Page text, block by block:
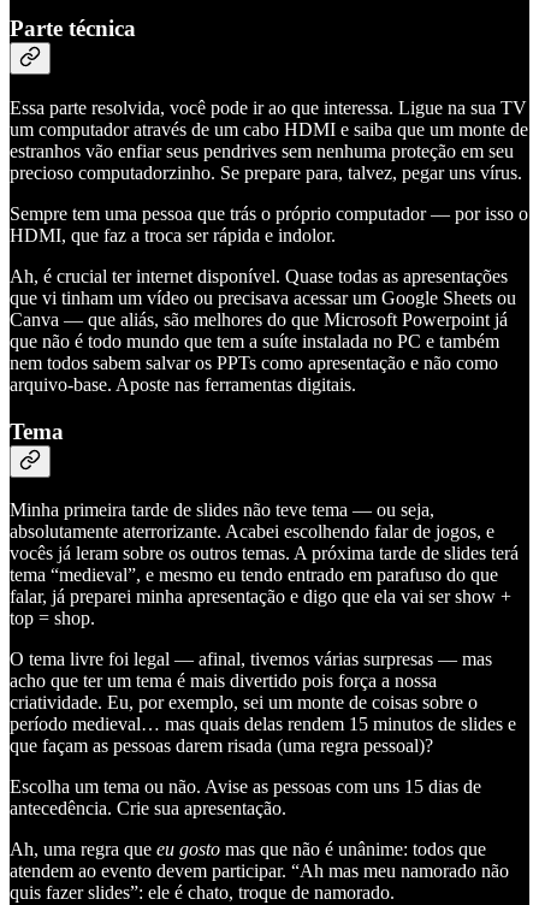
Parte técnica
Essa parte resolvida, você pode ir ao que interessa. Ligue na sua TV
um computador através de um cabo HDMI e saiba que um monte de
estranhos vão enfiar seus pendrives sem nenhuma proteção em seu
precioso computadorzinho. Se prepare para, talvez, pegar uns vírus.
Sempre tem uma pessoa que trás o próprio computador — por isso o
HDMI, que faz a troca ser rápida e indolor.
Ah, é crucial ter internet disponível. Quase todas as apresentações
que vi tinham um vídeo ou precisava acessar um Google Sheets ou
Canva — que aliás, são melhores do que Microsoft Powerpoint já
que não é todo mundo que tem a suíte instalada no PC e também
nem todos sabem salvar os PPTs como apresentação e não como
arquivo-base. Aposte nas ferramentas digitais.
Tema
Minha primeira tarde de slides não teve tema — ou seja,
absolutamente aterrorizante. Acabei escolhendo falar de jogos, e
vocês já leram sobre os outros temas. A próxima tarde de slides terá
tema “medieval”, e mesmo eu tendo entrado em parafuso do que
falar, já preparei minha apresentação e digo que ela vai ser show +
top = shop.
O tema livre foi legal — afinal, tivemos várias surpresas — mas
acho que ter um tema é mais divertido pois força a nossa
criatividade. Eu, por exemplo, sei um monte de coisas sobre o
período medieval… mas quais delas rendem 15 minutos de slides e
que façam as pessoas darem risada (uma regra pessoal)?
Escolha um tema ou não. Avise as pessoas com uns 15 dias de
antecedência. Crie sua apresentação.
Ah, uma regra que eu gosto mas que não é unânime: todos que
atendem ao evento devem participar. “Ah mas meu namorado não
quis fazer slides”: ele é chato, troque de namorado.